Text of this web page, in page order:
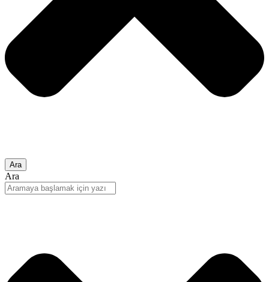
Ara
Ara